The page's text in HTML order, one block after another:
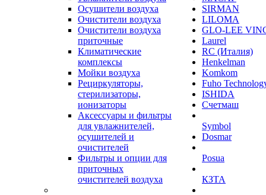
Осушители воздуха
Очистители воздуха
Очистители воздуха
приточные
Климатические
комплексы
Мойки воздуха
Рециркуляторы,
стерилизаторы,
ионизаторы
Аксессуары и фильтры
для увлажнителей,
осушителей и
очистителей
Фильтры и опции для
приточных
очистителей воздуха
SIRMAN
LILOMA
GLO-LEE
Laurel
RC (Италия)
Henkelman
Komkom
Fuho
ISHIDA
Счетмаш
Symbol
Dosmar
Posua
КЗТА